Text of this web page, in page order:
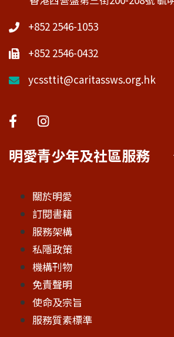
+852 2546-1053
+852 2546-0432
ycssttit@caritassws.org.hk
明愛青少年及社區服務
關於明愛
訂閱書籍
服務架構
私隱政策
機構刊物
免責聲明
使命及宗旨
服務質素標準